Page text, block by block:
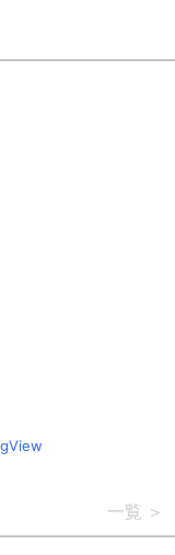
一覧